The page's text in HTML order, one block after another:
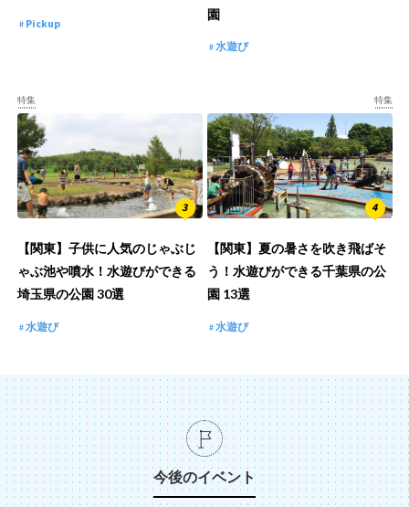
Pickup
園
水遊び
特集
【関東】子供に人気のじゃぶじ
ゃぶ池や噴水！水遊びができる
埼玉県の公園 30選
水遊び
特集
【関東】夏の暑さを吹き飛ばそ
う！水遊びができる千葉県の公
園 13選
水遊び
今後のイベント